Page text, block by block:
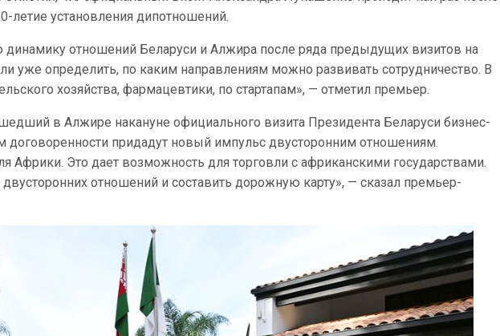
летие установления дипотношений.
динамику отношений Беларуси и Алжира после ряда предыдущих визитов на
уже определить, по каким направлениям можно развивать сотрудничество. В
хозяйства, фармацевтики, по стартапам», — отметил премьер.
в Алжире накануне официального визита Президента Беларуси бизнес-
договоренности придадут новый импульс двусторонним отношениям.
Африки. Это дает возможность для торговли с африканскими государствами.
отношений и составить дорожную карту», — сказал премьер-